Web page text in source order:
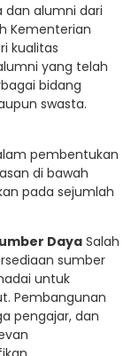
dan alumni dari
Kementerian
kualitas
yang telah
bidang
swasta.
pembentukan
di bawah
pada sejumlah
DayaSalah
sumber
untuk
Pembangunan
pengajar, dan